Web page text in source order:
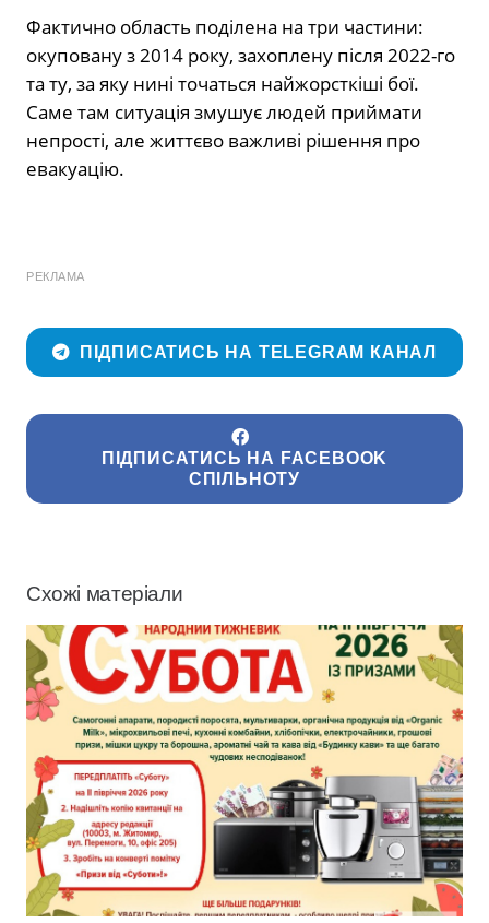
Фактично область поділена на три частини:
окуповану з 2014 року, захоплену після 2022-го
та ту, за яку нині точаться найжорсткіші бої.
Саме там ситуація змушує людей приймати
непрості, але життєво важливі рішення про
евакуацію.
РЕКЛАМА
ПІДПИСАТИСЬ НА TELEGRAM КАНАЛ
ПІДПИСАТИСЬ НА FACEBOOK
СПІЛЬНОТУ
Схожі матеріали